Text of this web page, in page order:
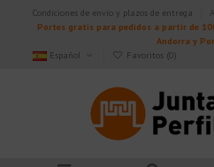
Condiciones de envío y plazos de entrega
Portes gratis para pedidos a partir de
Andorra y
Español
Favoritos (0)